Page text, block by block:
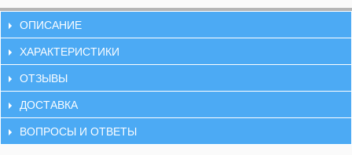
ОПИСАНИЕ
ХАРАКТЕРИСТИКИ
ОТЗЫВЫ
ДОСТАВКА
ВОПРОСЫ И ОТВЕТЫ